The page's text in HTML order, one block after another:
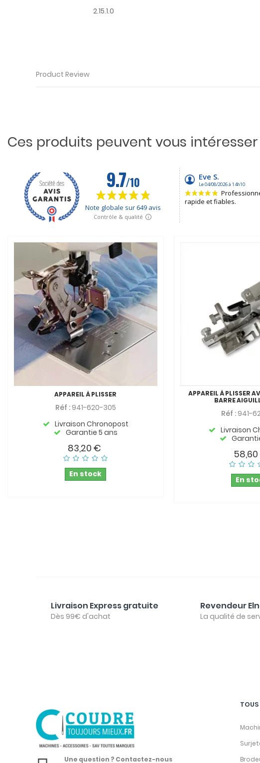
2.15.1.0
Product Review
Ces produits peuvent vous intéresser
APPAREIL À PLISSER
Réf :941-620-305
Livraison Chronopost
Garantie 5 ans
83,20 €
En stock
APPAREIL À PLISSER
BARRE
Réf :941-
Livraison
En
Livraison Express gratuite
Dès 99€ d'achat
Revendeur
La qualité de
Une question ? Contactez-nous